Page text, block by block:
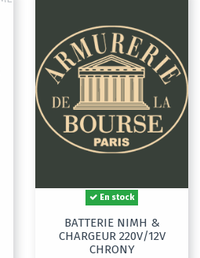
En stock
BATTERIE NIMH &
CHARGEUR 220V/12V
CHRONY